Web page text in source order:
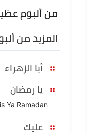
من ألبوم
المزيد من
أبا الزهراء
يا رمضان
Ya Ramadan
عليك